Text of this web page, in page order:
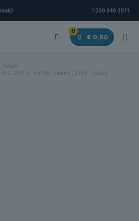
030 340 3511
0
€ 0,00
Redats
200 A, multifunctioneel, 230V | Redats